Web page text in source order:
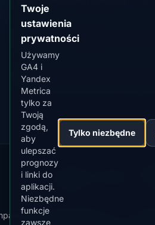
Treść
przewodnika
📖 Przewodnik
Treść
przewodnika
⭐ Premium
Cel
premium
Our
Apps:
·
Kp
·
Best
Twoje
ustawienia
prywatności
Używamy
GA4 i
Yandex
Metrica
tylko za
Twoją
zgodą,
aby
ulepszać
prognozy
i linki do
aplikacji.
Niezbędne
funkcje
zawsze
Tylko niezbędne